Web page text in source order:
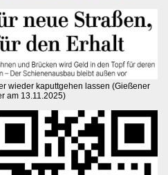
wieder kaputtgehen lassen (Gießener
am 13.11.2025)